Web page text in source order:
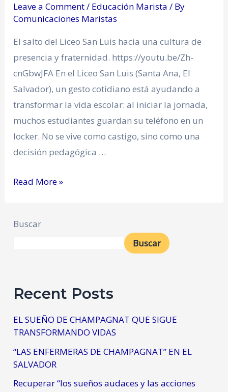
Leave a Comment/ Educación Marista / By
Comunicaciones Maristas
El salto del Liceo San Luis hacia una cultura de
presencia y fraternidad. https://youtu.be/Zh-
cnGbwJFA En el Liceo San Luis (Santa Ana, El
Salvador), un gesto cotidiano está ayudando a
transformar la vida escolar: al iniciar la jornada,
muchos estudiantes guardan su teléfono en un
locker. No se vive como castigo, sino como una
decisión pedagógica …
Read More »
Buscar
Buscar
Recent Posts
EL SUEÑO DE CHAMPAGNAT QUE SIGUE
TRANSFORMANDO VIDAS
“LAS ENFERMERAS DE CHAMPAGNAT” EN EL
SALVADOR
Recuperar “los sueños audaces y las acciones